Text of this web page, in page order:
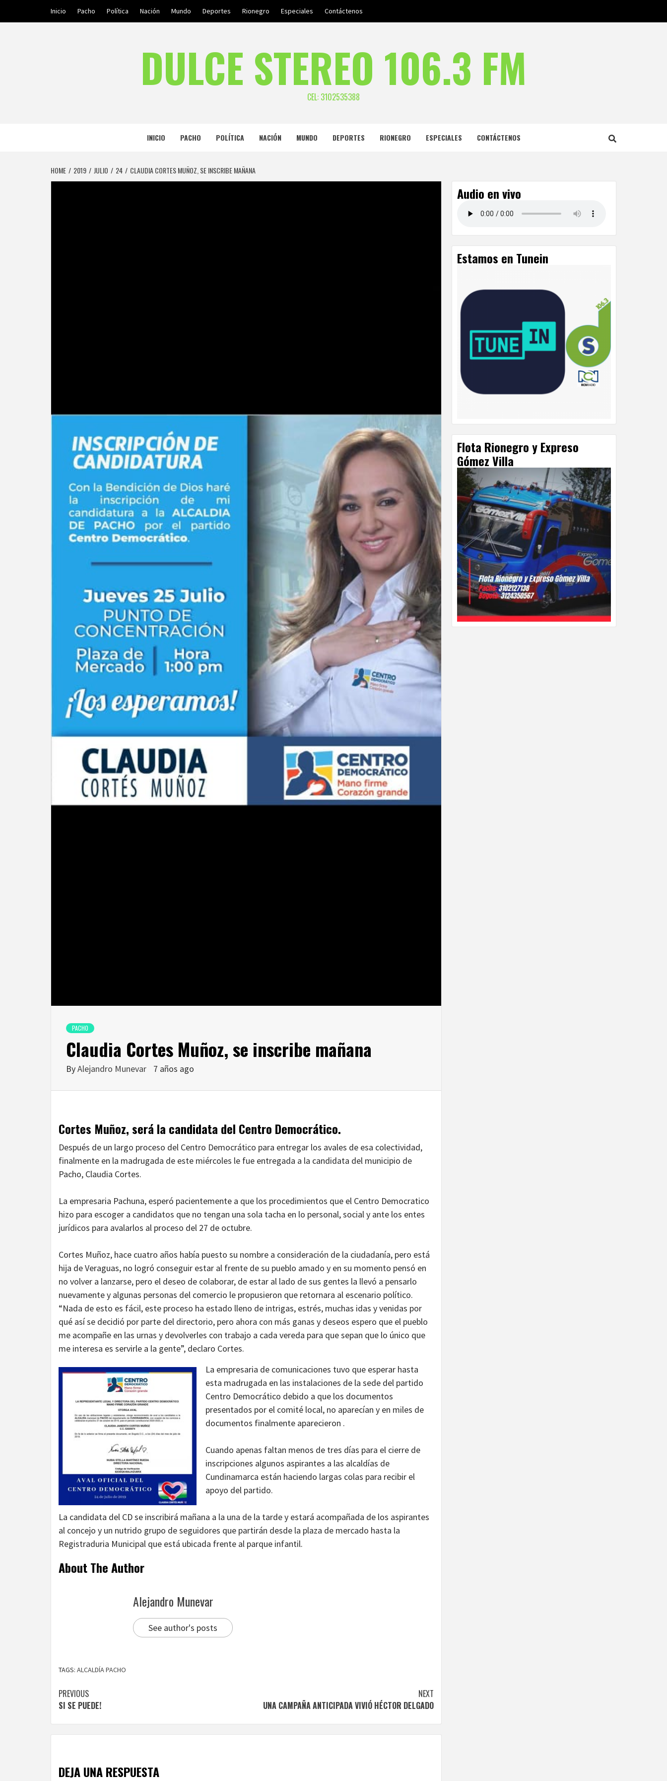
Inicio Pacho Política Nación Mundo Deportes Rionegro Especiales Contáctenos
DULCE STEREO 106.3 FM
CEL: 3102535388
INICIO PACHO POLÍTICA NACIÓN MUNDO DEPORTES RIONEGRO ESPECIALES CONTÁCTENOS
HOME 2019 JULIO 24 CLAUDIA CORTES MUÑOZ, SE INSCRIBE MAÑANA
PACHO
Claudia Cortes Muñoz, se inscribe mañana
ByAlejandro Munevar 7 años ago
Cortes Muñoz, será la candidata del Centro Democrático.
Después de un largo proceso del Centro Democrático para entregar los avales de esa colectividad,
finalmente en la madrugada de este miércoles le fue entregada a la candidata del municipio de
Pacho, Claudia Cortes.
La empresaria Pachuna, esperó pacientemente a que los procedimientos que el Centro Democratico
hizo para escoger a candidatos que no tengan una sola tacha en lo personal, social y ante los entes
jurídicos para avalarlos al proceso del 27 de octubre.
Cortes Muñoz, hace cuatro años había puesto su nombre a consideración de la ciudadanía, pero está
hija de Veraguas, no logró conseguir estar al frente de su pueblo amado y en su momento pensó en
no volver a lanzarse, pero el deseo de colaborar, de estar al lado de sus gentes la llevó a pensarlo
nuevamente y algunas personas del comercio le propusieron que retornara al escenario político.
“Nada de esto es fácil, este proceso ha estado lleno de intrigas, estrés, muchas idas y venidas por
qué así se decidió por parte del directorio, pero ahora con más ganas y deseos espero que el pueblo
me acompañe en las urnas y devolverles con trabajo a cada vereda para que sepan que lo único que
me interesa es servirle a la gente”, declaro Cortes.
La empresaria de comunicaciones tuvo que esperar hasta
esta madrugada en las instalaciones de la sede del partido
Centro Democrático debido a que los documentos
presentados por el comité local, no aparecían y en miles de
documentos finalmente aparecieron .
Cuando apenas faltan menos de tres días para el cierre de
inscripciones algunos aspirantes a las alcaldías de
Cundinamarca están haciendo largas colas para recibir el
apoyo del partido.
La candidata del CD se inscribirá mañana a la una de la tarde y estará acompañada de los aspirantes
al concejo y un nutrido grupo de seguidores que partirán desde la plaza de mercado hasta la
Registraduria Municipal que está ubicada frente al parque infantil.
About The Author
Alejandro Munevar
See author's posts
TAGS: ALCALDÍA PACHO
Continue
Reading
PREVIOUS
SI SE PUEDE!
NEXT
UNA CAMPAÑA ANTICIPADA VIVIÓ HÉCTOR DELGADO
DEJA UNA RESPUESTA
Audio en vivo
Estamos en Tunein
Flota Rionegro y Expreso
Gómez Villa